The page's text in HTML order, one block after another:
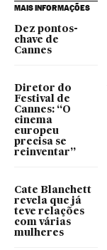
MAIS INFORMAÇÕES
Dez pontos-
chave de
Cannes
Diretor do
Festival de
Cannes: “O
cinema
europeu
precisa se
reinventar”
Cate Blanchett
revela que já
teve relações
com várias
mulheres